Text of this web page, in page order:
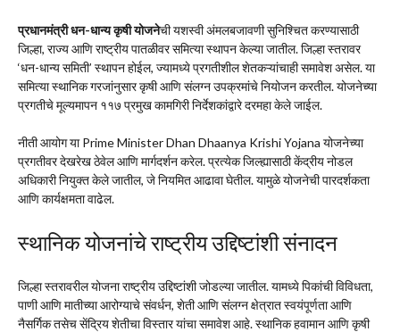
प्रधानमंत्री धन-धान्य कृषी योजनेची यशस्वी अंमलबजावणी सुनिश्चित करण्यासाठी
जिल्हा, राज्य आणि राष्ट्रीय पातळीवर समित्या स्थापन केल्या जातील. जिल्हा स्तरावर
‘धन-धान्य समिती’ स्थापन होईल, ज्यामध्ये प्रगतीशील शेतकऱ्यांचाही समावेश असेल. या
समित्या स्थानिक गरजांनुसार कृषी आणि संलग्न उपक्रमांचे नियोजन करतील. योजनेच्या
प्रगतीचे मूल्यमापन ११७ प्रमुख कामगिरी निर्देशकांद्वारे दरमहा केले जाईल.
नीती आयोग या Prime Minister Dhan Dhaanya Krishi Yojana योजनेच्या
प्रगतीवर देखरेख ठेवेल आणि मार्गदर्शन करेल. प्रत्येक जिल्ह्यासाठी केंद्रीय नोडल
अधिकारी नियुक्त केले जातील, जे नियमित आढावा घेतील. यामुळे योजनेची पारदर्शकता
आणि कार्यक्षमता वाढेल.
स्थानिक योजनांचे राष्ट्रीय उद्दिष्टांशी संनादन
जिल्हा स्तरावरील योजना राष्ट्रीय उद्दिष्टांशी जोडल्या जातील. यामध्ये पिकांची विविधता,
पाणी आणि मातीच्या आरोग्याचे संवर्धन, शेती आणि संलग्न क्षेत्रात स्वयंपूर्णता आणि
नैसर्गिक तसेच सेंद्रिय शेतीचा विस्तार यांचा समावेश आहे. स्थानिक हवामान आणि कृषी